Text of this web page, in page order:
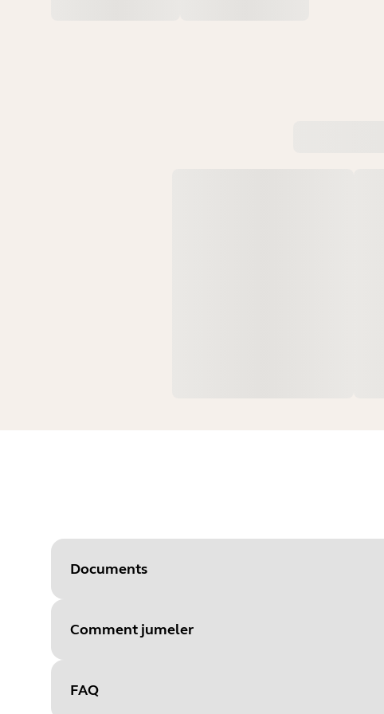
Documents
Document
Comment jumeler
FAQ